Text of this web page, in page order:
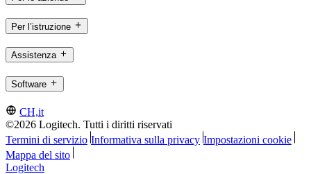
Per l’istruzione
Assistenza
Software
CH,it
©2026 Logitech. Tutti i diritti riservati
Termini di servizio Informativa sulla privacy Impostazioni cookie
Mappa del sito
Logitech